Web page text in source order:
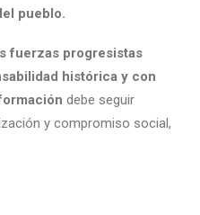
pueblo.
fuerzas progresistas
histórica y con
debe seguir
y compromiso social,